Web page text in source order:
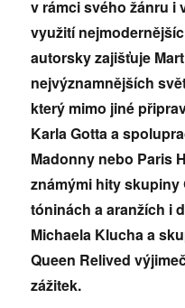
v rámci svého žánru i
využití
autorsky zajišťuje
nejvýznamnějších
který mimo jiné
Karla Gotta a
Madonny nebo Paris
známými hity
tóninách a aranžích i
Michaela Klucha a
Queen Relived
zážitek.